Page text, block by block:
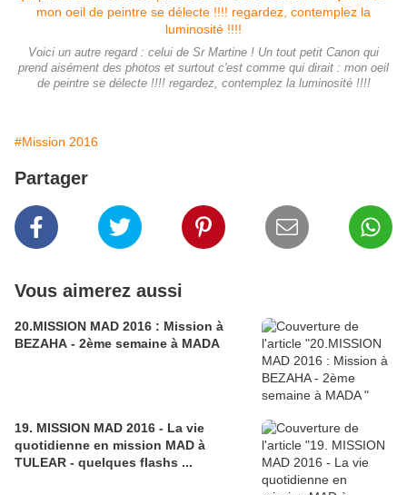
Voici un autre regard : celui de Sr Martine ! Un tout petit Canon qui
prend aisément des photos et surtout c'est comme qui dirait : mon oeil
de peintre se délecte !!!! regardez, contemplez la luminosité !!!!
#Mission 2016
Partager
Vous aimerez aussi
20.MISSION MAD 2016 : Mission à
BEZAHA - 2ème semaine à MADA
19. MISSION MAD 2016 - La vie
quotidienne en mission MAD à
TULEAR - quelques flashs ...